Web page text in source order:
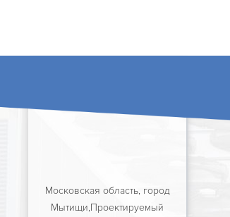
Московская область, город
Мытищи,Проектируемый